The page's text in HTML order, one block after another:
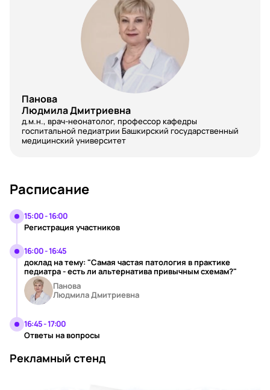
Панова
Людмила Дмитриевна
д.м.н., врач-неонатолог, профессор кафедры
госпитальной педиатрии Башкирский государственный
медицинский университет
Расписание
15:00 - 16:00
Регистрация участников
16:00 - 16:45
доклад на тему: "Самая частая патология в практике
педиатра - есть ли альтернатива привычным схемам?"
Панова
Людмила Дмитриевна
16:45 - 17:00
Ответы на вопросы
Рекламный стенд